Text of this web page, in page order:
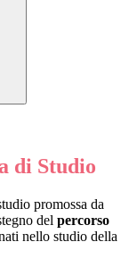
di Studio
promossa da
del percorso
nello studio della